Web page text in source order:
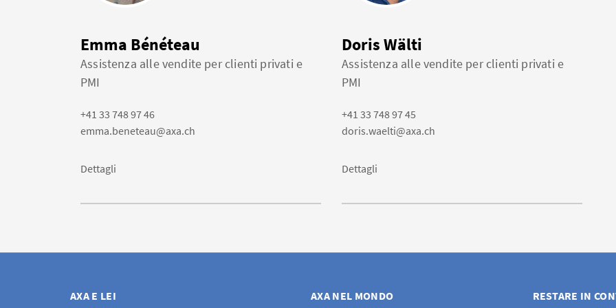
Emma Bénéteau
Assistenza alle vendite per clienti privati e
PMI
+41 33 748 97 46
emma.beneteau@axa.ch
Dettagli
Doris Wälti
Assistenza alle vendite per clienti privati e
PMI
+41 33 748 97 45
doris.waelti@axa.ch
Dettagli
AXA E LEI AXA NEL MONDO RESTARE IN